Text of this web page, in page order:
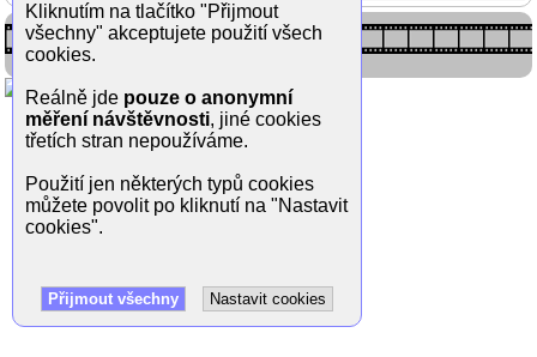
Kliknutím na tlačítko "Přijmout
všechny" akceptujete použití všech
cookies.
Reálně jde pouze o anonymní
měření návštěvnosti, jiné cookies
třetích stran nepoužíváme.
Použití jen některých typů cookies
můžete povolit po kliknutí na "Nastavit
cookies".
Přijmout všechny Nastavit cookies